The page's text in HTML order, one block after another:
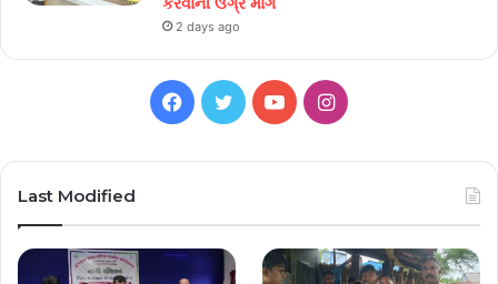
2 days ago
Facebook
TwitterYouTubeInstagram
Last Modified